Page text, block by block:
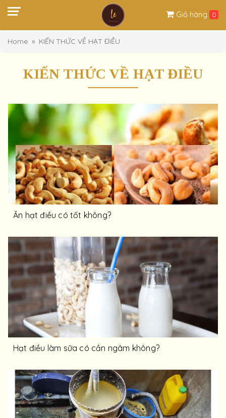
Giỏ hàng 0
Home KIẾN THỨC VỀ HẠT ĐIỀU
KIẾN THỨC VỀ HẠT ĐIỀU
Ăn hạt điều có tốt không?
Hạt điều làm sữa có cần ngâm không?